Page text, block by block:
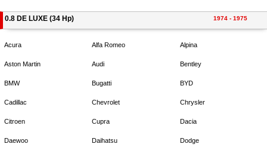
0.8 DE LUXE (34 Hp) 1974 - 1975
Acura Alfa Romeo Alpina
Aston Martin Audi Bentley
BMW Bugatti BYD
Cadillac Chevrolet Chrysler
Citroen Cupra Dacia
Daewoo Daihatsu Dodge